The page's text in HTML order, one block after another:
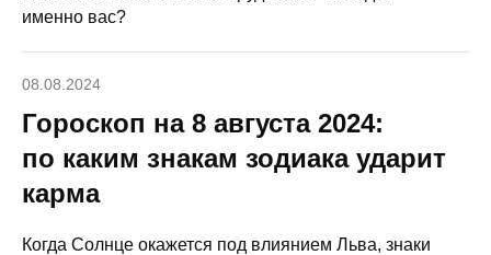
именно вас?
08.08.2024
Гороскоп на 8 августа 2024:
по каким знакам зодиака ударит
карма
Когда Солнце окажется под влиянием Льва, знаки